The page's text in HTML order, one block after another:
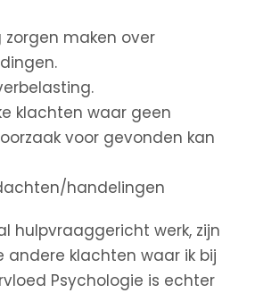
maken over
klachten waar geen
voor gevonden kan
handelingen
hulpvraaggericht werk, zijn
andere klachten waar ik bij
Psychologie is echter